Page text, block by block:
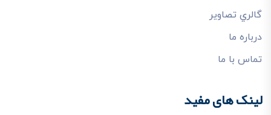
گالري تصاوير
درباره ما
تماس با ما
لینک های مفید